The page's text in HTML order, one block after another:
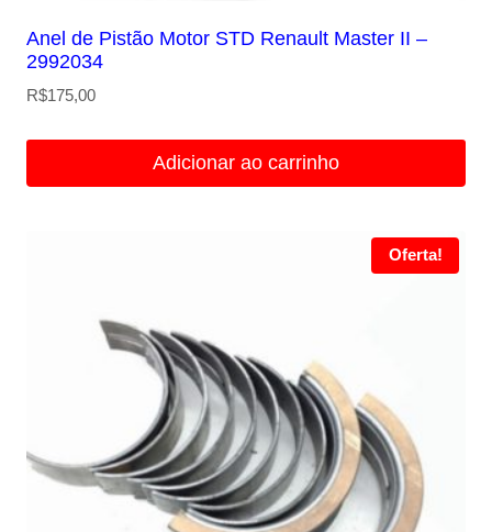
Anel de Pistão Motor STD Renault Master II –
2992034
R$175,00
Adicionar ao carrinho
Oferta!